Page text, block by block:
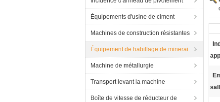
Équipements d'usine de ciment
Machines de construction résistantes
Équipement de habillage de minerai
Machine de métallurgie
Transport levant la machine
Boîte de vitesse de réducteur de